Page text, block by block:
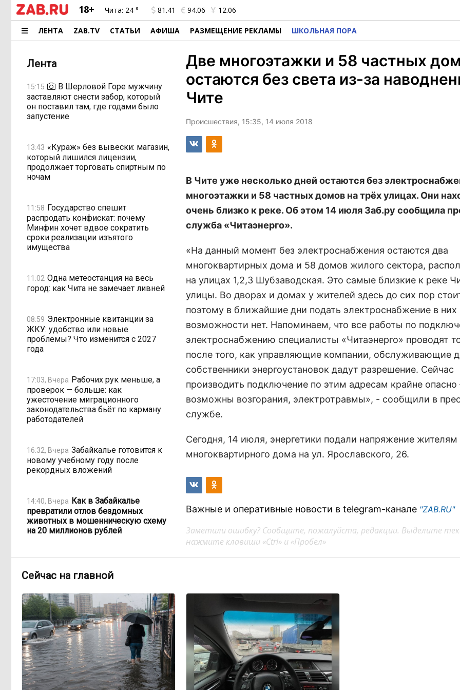
18+ Чита: 24 ° 81.41 94.06 12.06
ЛЕНТА ZAB.TV СТАТЬИ АФИША РАЗМЕЩЕНИЕ РЕКЛАМЫ ШКОЛЬНАЯ ПОРА
Лента
15:15
В Шерловой Горе мужчину
заставляют снести забор, который
он поставил там, где годами было
запустение
13:43 «Кураж» без вывески: магазин,
который лишился лицензии,
продолжает торговать спиртным по
ночам
11:58 Государство спешит
распродать конфискат: почему
Минфин хочет вдвое сократить
сроки реализации изъятого
имущества
11:02 Одна метеостанция на весь
город: как Чита не замечает ливней
08:59 Электронные квитанции за
ЖКУ: удобство или новые
проблемы? Что изменится с 2027
года
17:03, Вчера Рабочих рук меньше, а
проверок — больше: как
ужесточение миграционного
законодательства бьёт по карману
работодателей
16:32, Вчера Забайкалье готовится к
новому учебному году после
рекордных вложений
14:40, Вчера Как в Забайкалье
превратили отлов бездомных
животных в мошенническую схему
на 20 миллионов рублей
В Забайкалье продлили
запрет купания на Арахлее и Кеноне
13:15, Вчера Вода за 68 миллионов:
ТГК-14 заплатит государству за
пользование Кеноном и Ингодой
12:33, Вчера Этно-парк, который до
сих пор не готов, работает почти три
года: что не так с Сухотино?
Две многоэтажки и 58 частных
остаются без света из-за
Чите
Происшествия, 15:35, 14 июля 2018
В Чите уже несколько дней остаются без
многоэтажки и 58 частных домов на трёх улицах. Они
очень близко к реке. Об этом 14 июля Заб.ру сообщила
служба «Читаэнерго».
«На данный момент без электроснабжения остаются два
многоквартирных дома и 58 домов жилого сектора,
на улицах 1,2,3 Шубзаводская. Это самые близкие к реке
улицы. Во дворах и домах у жителей здесь до сих пор
поэтому в ближайшие дни подать электроснабжение в них
возможности нет. Напоминаем, что все работы по
электроснабжению специалисты «Читаэнерго» проводят
после того, как управляющие компании, обслуживающие
собственники энергоустановок дадут разрешение. Сейчас
производить подключение по этим адресам крайне опасно
возможны возгорания, электротравмы», - сообщили в
службе.
Сегодня, 14 июля, энергетики подали напряжение жителям
многоквартирного дома на ул. Ярославского, 26.
Важные и оперативные новости в telegram-канале "ZAB.RU"
Заметили ошибку? Сообщите, пожалуйста, редакции. Выделите
нажмите клавиши «Ctrl» и «Пробел»
Сейчас на главной